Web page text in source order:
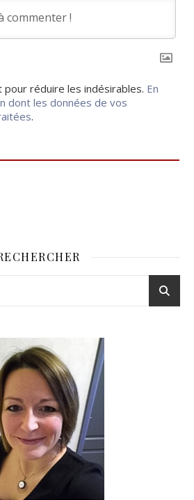
pour réduire les indésirables. En
dont les données de vos
.